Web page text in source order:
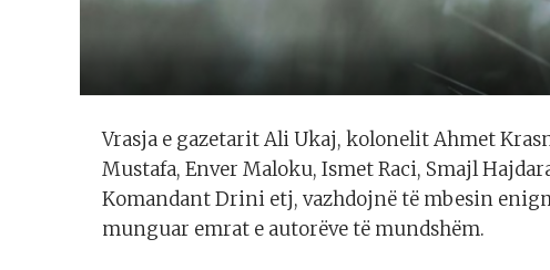
Vrasja e gazetarit Ali Ukaj, kolonelit Ahmet
Mustafa, Enver Maloku, Ismet Raci, Smajl
Komandant Drini etj, vazhdojnë të mbesin
munguar emrat e autorëve të mundshëm.